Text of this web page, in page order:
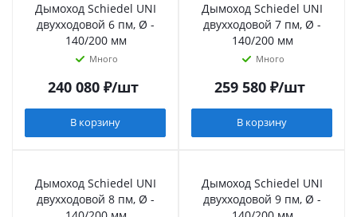
Дымоход Schiedel UNI
двухходовой 6 пм, Ø -
140/200 мм
Много
240 080₽/шт
В корзину
Дымоход Schiedel UNI
двухходовой 7 пм, Ø -
140/200 мм
Много
259 580₽/шт
В корзину
Дымоход Schiedel UNI
двухходовой 8 пм, Ø -
Дымоход Schiedel UNI
двухходовой 9 пм, Ø -